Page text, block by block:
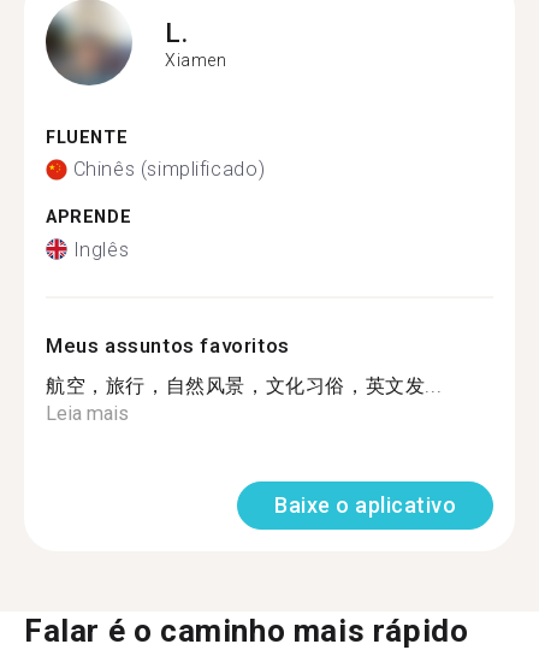
L.
Xiamen
FLUENTE
Chinês (simplificado)
APRENDE
Inglês
Meus assuntos favoritos
航空，旅行，自然风景，文化习俗，英文发...
Leia mais
Baixe o aplicativo
Falar é o caminho mais rápido